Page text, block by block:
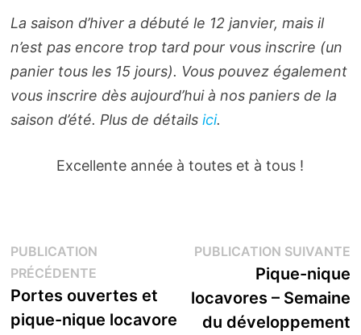
La saison d’hiver a débuté le 12 janvier, mais il
n’est pas encore trop tard pour vous inscrire (un
panier tous les 15 jours). Vous pouvez également
vous inscrire dès aujourd’hui à nos paniers de la
saison d’été. Plus de détails ici.
Excellente année à toutes et à tous !
Navigation
de
l’article
PUBLICATION
PRÉCÉDENTEPublication
précédente :
Portes ouvertes et
pique-nique locavore
PUBLICATION SUIVANTE
Pique-nique
locavores – Semaine
du développement